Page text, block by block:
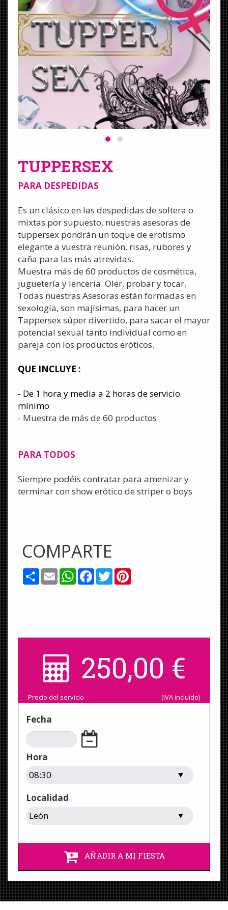
TUPPERSEX
PARA DESPEDIDAS
Es un clásico en las despedidas de soltera o
mixtas por supuesto, nuestras asesoras de
tuppersex pondrán un toque de erotismo
elegante a vuestra reunión, risas, rubores y
caña para las más atrevidas.
Muestra más de 60 productos de cosmética,
juguetería y lencería. Oler, probar y tocar.
Todas nuestras Asesoras están formadas en
sexología, son majísimas, para hacer un
Tappersex súper divertido, para sacar el mayor
potencial sexual tanto individual como en
pareja con los productos eróticos.
QUE INCLUYE :
- De 1 hora y media a 2 horas de servicio
mínimo
- Muestra de más de 60 productos
PARA TODOS
Siempre podéis contratar para amenizar y
terminar con show erótico de striper o boys
COMPARTE
ShareEmailWhatsApp
Facebook
Twitter
250,00 €
Precio del servicio (IVA incluido)
Fecha
Hora
Localidad
AÑADIR A MI FIESTA